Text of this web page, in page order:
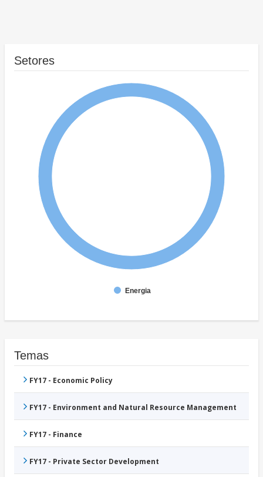
Setores
Energia
Temas
FY17 - Economic Policy
FY17 - Environment and Natural Resource Management
FY17 - Finance
FY17 - Private Sector Development